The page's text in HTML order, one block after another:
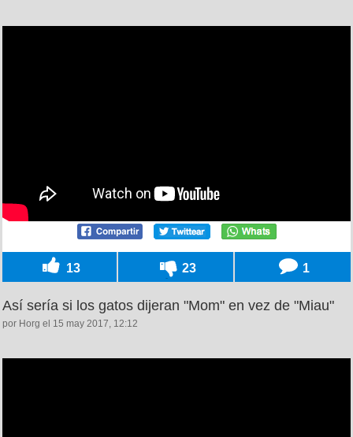
13 23 1
Así sería si los gatos dijeran "Mom" en vez de "Miau"
por Horg el 15 may 2017, 12:12